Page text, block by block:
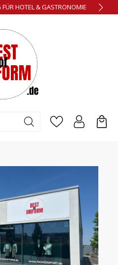
FÜR HOTEL & GASTRONOMIE